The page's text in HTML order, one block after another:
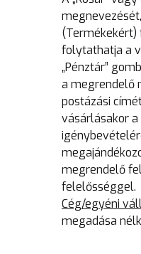
(Termékekért)
folytathatja a
„Pénztár”
a megrendelő
postázási
vásárlásakor
megrendelő
felelősséggel.
Cég/egyéni
megadása